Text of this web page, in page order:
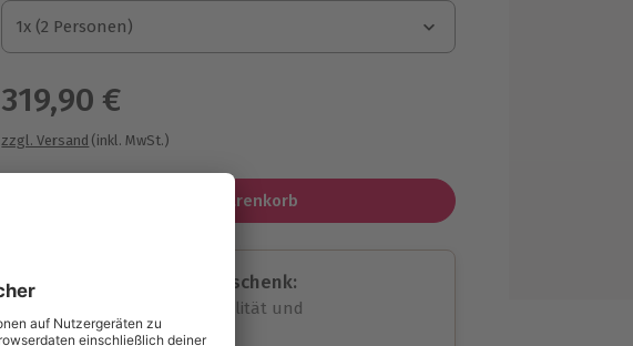
1x (2 Personen)
1x (2 Personen)
1x (2 Personen)
319,90 €
zzgl. Versand (inkl. MwSt.)
In den Warenkorb
Immer das passende Geschenk:
Große Auswahl, volle Flexibilität und
maximale Sicherheit